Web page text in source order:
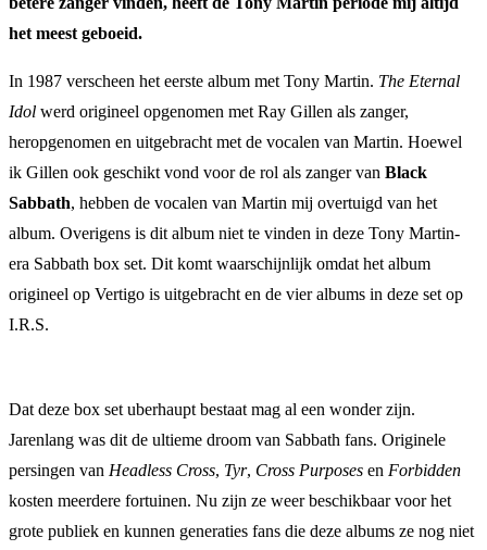
het meest geboeid.
In 1987 verscheen het eerste album met Tony Martin. The Eternal
Idol werd origineel opgenomen met Ray Gillen als zanger,
heropgenomen en uitgebracht met de vocalen van Martin. Hoewel
ik Gillen ook geschikt vond voor de rol als zanger van Black
Sabbath, hebben de vocalen van Martin mij overtuigd van het
album. Overigens is dit album niet te vinden in deze Tony Martin-
era Sabbath box set. Dit komt waarschijnlijk omdat het album
origineel op Vertigo is uitgebracht en de vier albums in deze set op
I.R.S.
Dat deze box set uberhaupt bestaat mag al een wonder zijn.
Jarenlang was dit de ultieme droom van Sabbath fans. Originele
persingen van Headless Cross, Tyr, Cross Purposes en Forbidden
kosten meerdere fortuinen. Nu zijn ze weer beschikbaar voor het
grote publiek en kunnen generaties fans die deze albums ze nog niet